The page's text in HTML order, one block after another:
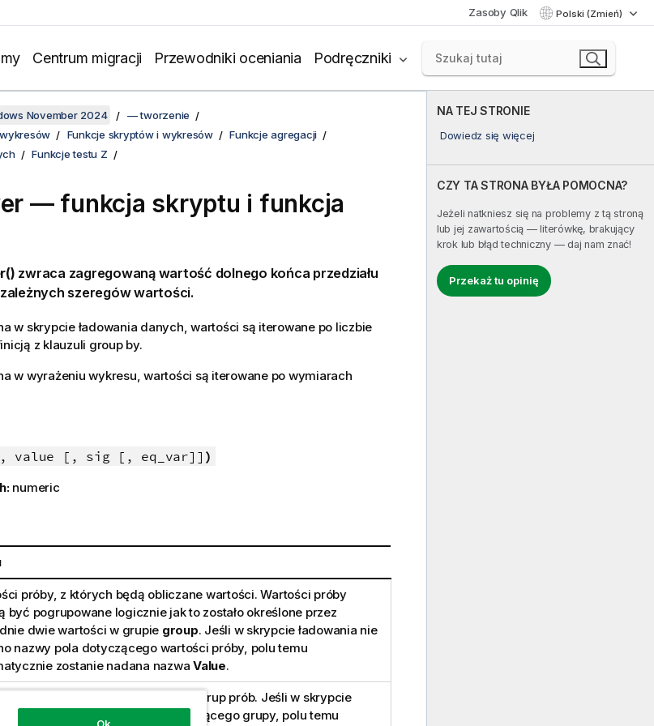
Zasoby Qlik Polski (Zmień)
Centrum migracji Przewodniki oceniania Podręczniki
NA TEJ STRONIE
Dowiedz się więcej
CZY TA STRONA BYŁA POMOCNA?
Jeżeli natkniesz się na problemy z tą stroną
lub jej zawartością — literówkę, brakujący
krok lub błąd techniczny — daj nam znać!
Przekaż tu opinię
November 2024
— tworzenie
Funkcje skryptów i wykresów
Funkcje agregacji
Funkcje testu Z
— funkcja skryptu i funkcja
zwraca zagregowaną wartość dolnego końca przedziału
szeregów wartości.
w skrypcie ładowania danych, wartości są iterowane po liczbie
z klauzuli group by.
w wyrażeniu wykresu, wartości są iterowane po wymiarach
value [, sig [, eq_var]] )
numeric
próby, z których będą obliczane wartości. Wartości próby
być pogrupowane logicznie jak to zostało określone przez
dwie wartości w grupie group. Jeśli w skrypcie ładowania nie
nazwy pola dotyczącego wartości próby, polu temu
zostanie nadana nazwa Value.
zawierające nazwy każdej z dwóch grup prób. Jeśli w skrypcie
nie podano nazwy pola dotyczącego grupy, polu temu